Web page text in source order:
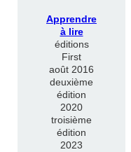
Apprendre
à lire
éditions
First
août 2016
deuxième
édition
2020
troisième
édition
2023